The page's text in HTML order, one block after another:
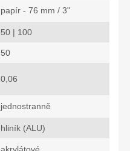
papír - 76 mm / 3"
50 | 100
50
0,06
jednostranně
hliník (ALU)